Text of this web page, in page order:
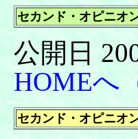
セカンド・オピニオ
公開日
HOMEへ
セカンド・オピニオ